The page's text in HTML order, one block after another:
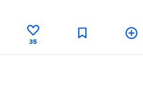
35